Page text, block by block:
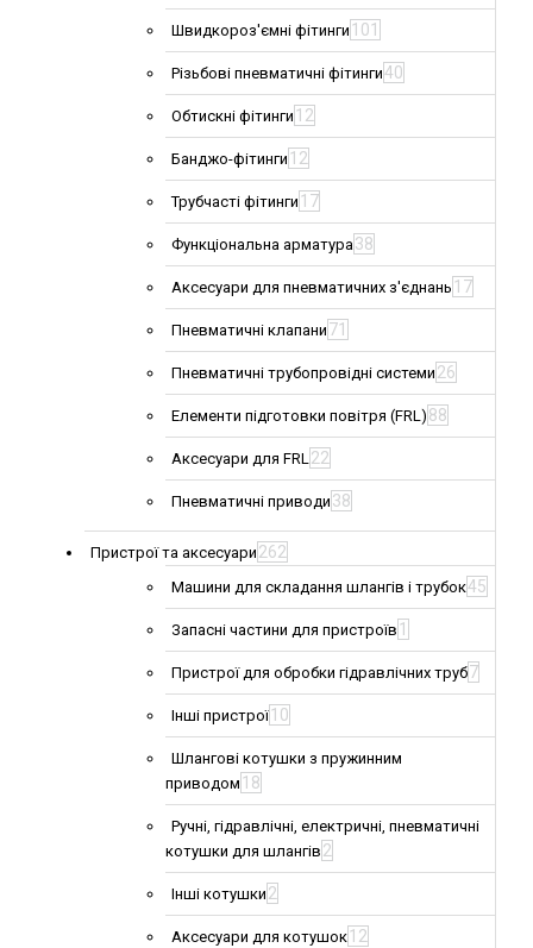
Швидкороз'ємні фітинги 101
Різьбові пневматичні фітинги40
Обтискні фітинги 12
Банджо-фітинги 12
Трубчасті фітинги 17
Функціональна арматура38
Аксесуари для пневматичних з'єднань 17
Пневматичні клапани 71
Пневматичні трубопровідні системи 26
Елементи підготовки повітря (FRL) 88
Аксесуари для FRL22
Пневматичні приводи 38
Пристрої та аксесуари 262
Машини для складання шлангів і трубок45
Запасні частини для пристроїв 1
Пристрої для обробки гідравлічних труб7
Інші пристрої 10
Шлангові котушки з пружинним
приводом 18
Ручні, гідравлічні, електричні, пневматичні
котушки для шлангів 2
Інші котушки 2
Аксесуари для котушок 12